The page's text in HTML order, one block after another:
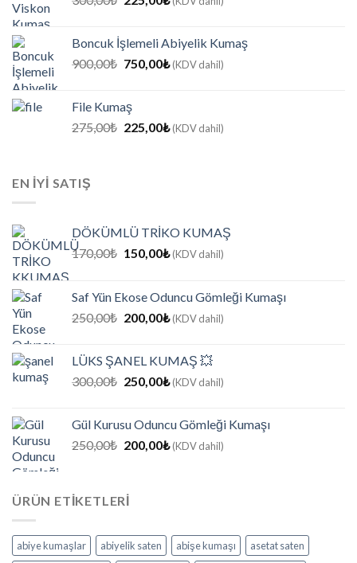
225,00₺.
Boncuk İşlemeli Abiyelik Kumaş
900,00₺ Orijinal
750,00₺Şu
(KDV dahil)
File Kumaş
275,00₺ Orijinal
225,00₺Şu
(KDV dahil)
EN IYI SATIŞ
DÖKÜMLÜ TRİKO KUMAŞ
170,00₺ Orijinal
150,00₺Şu
150,00₺.
(KDV dahil)
Saf Yün Ekose Oduncu Gömleği Kumaşı
250,00₺ Orijinal
200,00₺Şu
200,00₺.
(KDV dahil)
LÜKS ŞANEL KUMAŞ 💥
300,00₺ Orijinal
250,00₺Şu
250,00₺.
(KDV dahil)
Gül Kurusu Oduncu Gömleği Kumaşı
250,00₺ Orijinal
200,00₺Şu
(KDV dahil)
ÜRÜN ETIKETLERI
abiye kumaşlar abiyelik saten abişe kumaşı
asetat saten